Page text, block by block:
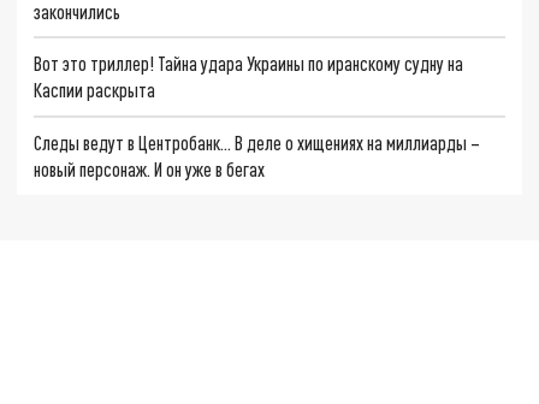
закончились
Вот это триллер! Тайна удара Украины по иранскому судну на
Каспии раскрыта
Следы ведут в Центробанк… В деле о хищениях на миллиарды –
новый персонаж. И он уже в бегах